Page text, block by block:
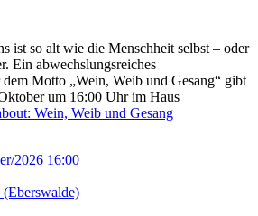
ist so alt wie die Menschheit selbst – oder
Ein abwechslungsreiches
Motto „Wein, Weib und Gesang“ gibt
um 16:00 Uhr im Haus
Wein, Weib und Gesang
2026 16:00